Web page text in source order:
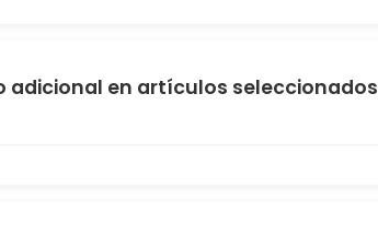
adicional en artículos seleccionados